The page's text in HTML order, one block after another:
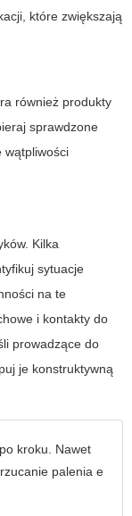
które zwiększają
również produkty
sprawdzone
wątpliwości
Kilka
sytuacje
na te
i kontakty do
prowadzące do
je konstruktywną
kroku. Nawet
rzucanie palenia e